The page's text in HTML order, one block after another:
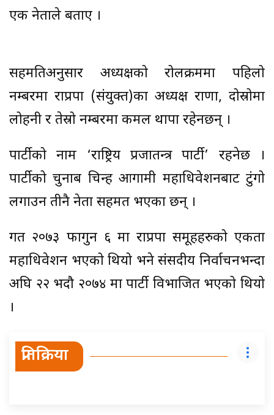
एक नेताले बताए ।
सहमतिअनुसार अध्यक्षको रोलक्रममा पहिलो
नम्बरमा राप्रपा (संयुक्त)का अध्यक्ष राणा, दोस्रोमा
लोहनी र तेस्रो नम्बरमा कमल थापा रहेनछन् ।
पार्टीको नाम ‘राष्ट्रिय प्रजातन्त्र पार्टी’ रहनेछ ।
पार्टीको चुनाब चिन्ह आगामी महाधिवेशनबाट टुंगो
लगाउन तीनै नेता सहमत भएका छन् ।
गत २०७३ फागुन ६ मा राप्रपा समूहहरुको एकता
महाधिवेशन भएको थियो भने संसदीय निर्वाचनभन्दा
अघि २२ भदौ २०७४ मा पार्टी विभाजित भएको थियो
।
प्रतिक्रिया